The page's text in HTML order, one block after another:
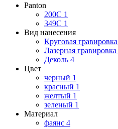
Panton
200C 1
349C 1
Вид нанесения
Круговая гравировка
Лазерная гравировка
Деколь 4
Цвет
черный 1
красный 1
желтый 1
зеленый 1
Материал
фаянс 4